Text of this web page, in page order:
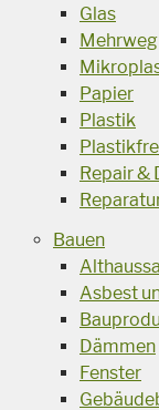
Glas
Mehrweg
Papier
Plastik
Repair &
Bauen
Asbest
Dämmen
Fenster